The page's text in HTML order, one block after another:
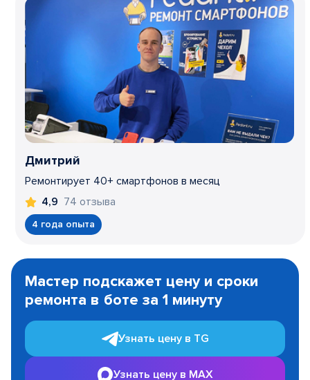
Дмитрий
Ремонтирует 40+ смартфонов в месяц
4,9 74 отзыва
4 года опыта
1
Мастер подскажет цену и сроки
ремонта в боте за 1 минуту
Узнать цену в TG
Узнать цену в MAX